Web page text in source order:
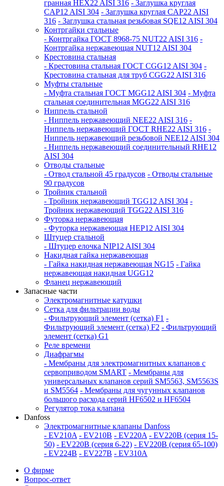
гранная HEX22 AISI 316 - Заглушка круглая
CAP12 AISI 304 - Заглушка круглая CAP22 AISI
316 - Заглушка стальная резьбовая SQE12 AISI 304
Контргайки стальные
- Контргайка ГОСТ 8968-75 NUT22 AISI 316 -
Контргайка нержавеющая NUT12 AISI 304
Крестовина стальная
- Крестовина стальная ГОСТ CGG12 AISI 304 -
Крестовина стальная для труб CGG22 AISI 316
Муфты стальные
- Муфта стальная ГОСТ MGG12 AISI 304 - Муфта
стальная соединительная MGG22 AISI 316
Ниппель стальной
- Ниппель нержавеющий NEE22 AISI 316 -
Ниппель нержавеющий ГОСТ RHE22 AISI 316 -
Ниппель нержавеющий резьбовой NEE12 AISI 304
- Ниппель нержавеющий соединительный RHE12
AISI 304
Отводы стальные
- Отвод стальной 45 градусов - Отводы стальные
90 градусов
Тройник стальной
- Тройник нержавеющий TGG12 AISI 304 -
Тройник нержавеющий TGG22 AISI 316
Футорка нержавеющая
- Футорка нержавеющая HEP12 AISI 304
Штуцер стальной
- Штуцер елочка NIP12 AISI 304
Накидная гайка нержавеющая
- Гайка накидная нержавеющая NG15 - Гайка
нержавеющая накидная UGG12
Фланец нержавеющий
Запасные части
Электромагнитные катушки
Сетка для фильтрации воды
- Фильтрующий элемент (сетка) F1 -
Фильтрующий элемент (сетка) F2 - Фильтрующий
элемент (сетка) G1
Реле времени
Диафрагмы
- Мембраны для электромагнитных клапанов с
сервоприводом SMART - Мембраны для
универсальных клапанов серий SM5563, SM5563S
и SM5564 - Мембраны для чугунных клапанов
большого расхода серий HF6502 и HF6504
Регулятор тока клапана
Danfoss
Электромагнитные клапаны Danfoss
- EV210A - EV210B - EV220A - EV220B (серия 15-
50) - EV220B (серия 6-22) - EV220B (серия 65-100)
- EV224B - EV227B - EV310A
О фирме
Вопрос-ответ